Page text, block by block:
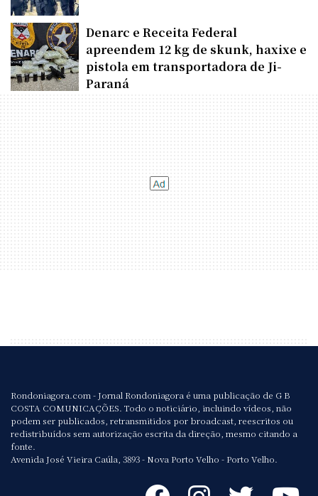
Denarc e Receita Federal
apreendem 12 kg de skunk, haxixe e
pistola em transportadora de Ji-
Paraná
Rondoniagora.com - Jornal Rondoniagora é uma publicação de G B
COSTA COMUNICAÇÕES. Todo o noticiário, incluindo vídeos, não
podem ser publicados, retransmitidos por broadcast, reescritos ou
redistribuídos sem autorização escrita da direção, mesmo citando a
fonte.
Avenida José Vieira Caúla, 3893 - Nova Porto Velho - Porto Velho.